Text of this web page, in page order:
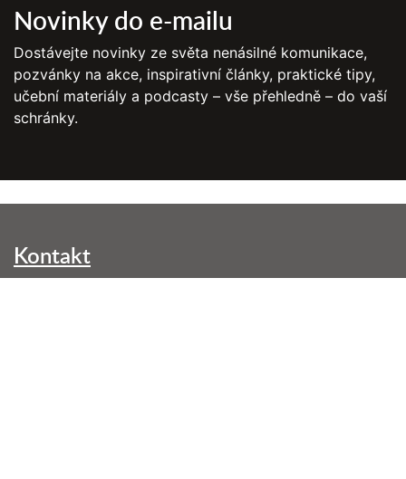
Novinky do e-mailu
Dostávejte novinky ze světa nenásilné komunikace,
pozvánky na akce, inspirativní články, praktické tipy,
učební materiály a podcasty – vše přehledně – do vaší
schránky.
Kontakt
NVC Brno, z. s.